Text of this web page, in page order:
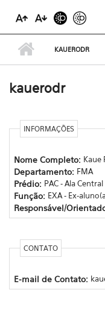
KAUERODR
kauerodr
INFORMAÇÕES
Nome Completo: Kaue
Departamento: FMA
Prédio: PAC - Ala Central
Função: EXA - Ex-
Responsável/
CONTATO
E-mail de Contato: